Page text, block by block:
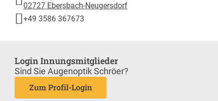
02727 Ebersbach-Neugersdorf
+49 3586 367673
Login Innungsmitglieder
Sind Sie Augenoptik Schröer?
Zum Profil-Login